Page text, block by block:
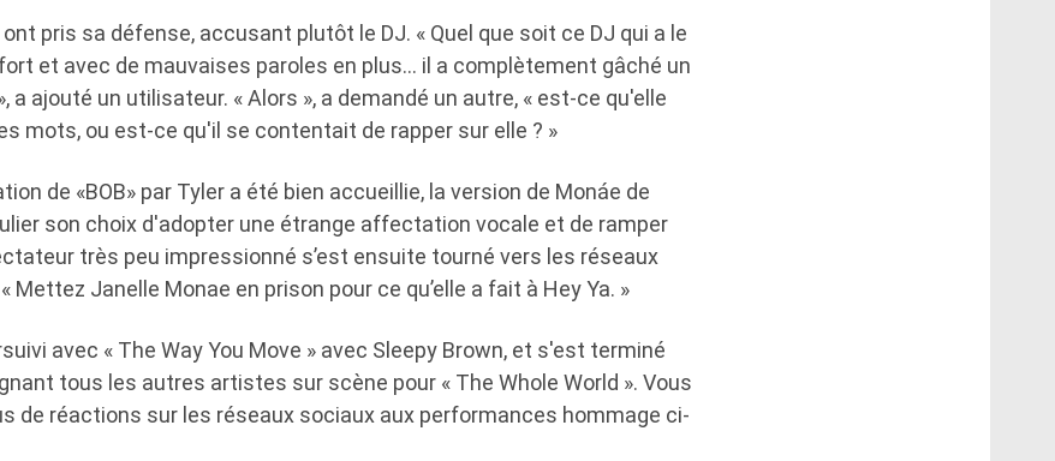
pris sa défense, accusant plutôt le DJ. « Quel que soit ce DJ qui a le
et avec de mauvaises paroles en plus… il a complètement gâché un
a ajouté un utilisateur. « Alors », a demandé un autre, « est-ce qu'elle
mots, ou est-ce qu'il se contentait de rapper sur elle ? »
de «BOB» par Tyler a été bien accueillie, la version de Monáe de
son choix d'adopter une étrange affectation vocale et de ramper
très peu impressionné s’est ensuite tourné vers les réseaux
Mettez Janelle Monae en prison pour ce qu’elle a fait à Hey Ya. »
avec « The Way You Move » avec Sleepy Brown, et s'est terminé
tous les autres artistes sur scène pour « The Whole World ». Vous
de réactions sur les réseaux sociaux aux performances hommage ci-